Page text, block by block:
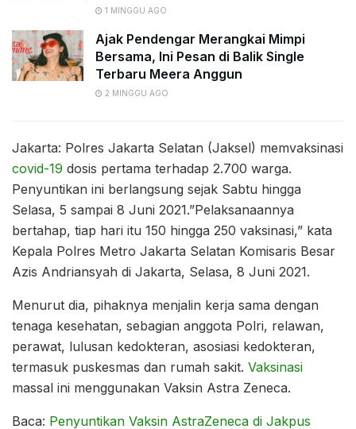
1 MINGGU AGO
Ajak Pendengar Merangkai Mimpi
Bersama, Ini Pesan di Balik Single
Terbaru Meera Anggun
2 MINGGU AGO
Jakarta: Polres Jakarta Selatan (Jaksel) memvaksinasi
covid-19 dosis pertama terhadap 2.700 warga.
Penyuntikan ini berlangsung sejak Sabtu hingga
Selasa, 5 sampai 8 Juni 2021.”Pelaksanaannya
bertahap, tiap hari itu 150 hingga 250 vaksinasi,” kata
Kepala Polres Metro Jakarta Selatan Komisaris Besar
Azis Andriansyah di Jakarta, Selasa, 8 Juni 2021.
Menurut dia, pihaknya menjalin kerja sama dengan
tenaga kesehatan, sebagian anggota Polri, relawan,
perawat, lulusan kedokteran, asosiasi kedokteran,
termasuk puskesmas dan rumah sakit. Vaksinasi
massal ini menggunakan Vaksin Astra Zeneca.
Baca: Penyuntikan Vaksin AstraZeneca di Jakpus